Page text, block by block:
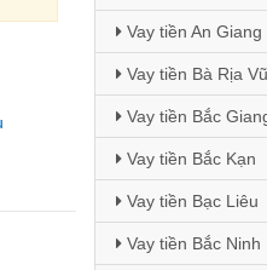
Vay tiền An Giang
Vay tiền Bà Rịa
Vay tiền Bắc
Vay tiền Bắc Kạn
Vay tiền Bạc Liêu
Vay tiền Bắc Ninh